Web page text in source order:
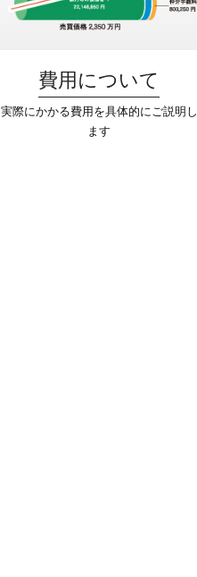
費用について
実際にかかる費用を具体的にご説明し
ます